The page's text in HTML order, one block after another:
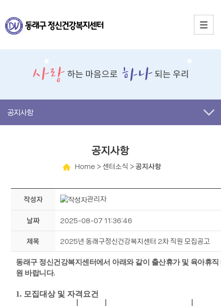
공지사항
공지사항
Home > 센터소식 > 공지사항
작성자 관리자
날짜 2025-08-07 11:36:46
제목 2025년 동래구정신건강복지센터 2차 직원 모집공고
동래구 정신건강복지센터에서 아래와 같이 출산휴가 및 육아휴
원 바랍니다.
1. 모집대상 및 자격요건